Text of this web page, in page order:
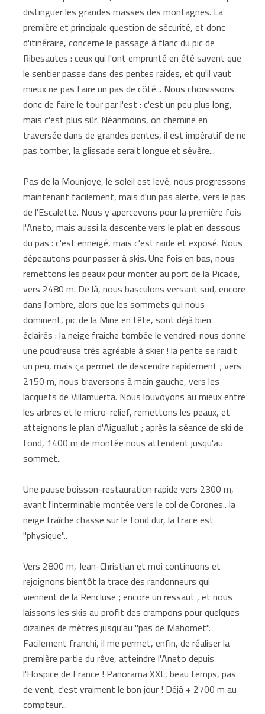
distinguer les grandes masses des montagnes. La
première et principale question de sécurité, et donc
d'itinéraire, concerne le passage à flanc du pic de
Ribesautes : ceux qui l'ont emprunté en été savent que
le sentier passe dans des pentes raides, et qu'il vaut
mieux ne pas faire un pas de côté... Nous choisissons
donc de faire le tour par l'est : c'est un peu plus long,
mais c'est plus sûr. Néanmoins, on chemine en
traversée dans de grandes pentes, il est impératif de ne
pas tomber, la glissade serait longue et sévère...
Pas de la Mounjoye, le soleil est levé, nous progressons
maintenant facilement, mais d'un pas alerte, vers le pas
de l'Escalette. Nous y apercevons pour la première fois
l'Aneto, mais aussi la descente vers le plat en dessous
du pas : c'est enneigé, mais c'est raide et exposé. Nous
dépeautons pour passer à skis. Une fois en bas, nous
remettons les peaux pour monter au port de la Picade,
vers 2480 m. De là, nous basculons versant sud, encore
dans l'ombre, alors que les sommets qui nous
dominent, pic de la Mine en tête, sont déjà bien
éclairés : la neige fraîche tombée le vendredi nous donne
une poudreuse très agréable à skier ! la pente se raidit
un peu, mais ça permet de descendre rapidement ; vers
2150 m, nous traversons à main gauche, vers les
lacquets de Villamuerta. Nous louvoyons au mieux entre
les arbres et le micro-relief, remettons les peaux, et
atteignons le plan d'Aiguallut ; après la séance de ski de
fond, 1400 m de montée nous attendent jusqu'au
sommet..
Une pause boisson-restauration rapide vers 2300 m,
avant l'interminable montée vers le col de Corones.. la
neige fraîche chasse sur le fond dur, la trace est
"physique"..
Vers 2800 m, Jean-Christian et moi continuons et
rejoignons bientôt la trace des randonneurs qui
viennent de la Rencluse ; encore un ressaut , et nous
laissons les skis au profit des crampons pour quelques
dizaines de mètres jusqu'au "pas de Mahomet".
Facilement franchi, il me permet, enfin, de réaliser la
première partie du rêve, atteindre l'Aneto depuis
l'Hospice de France ! Panorama XXL, beau temps, pas
de vent, c'est vraiment le bon jour ! Déjà + 2700 m au
compteur...